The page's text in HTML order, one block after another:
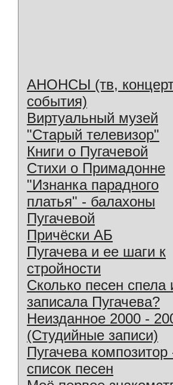
АНОНСЫ (тв,
события)
Виртуальный музей
"Старый телевизор"
Книги о Пугачевой
Стихи о Примадонне
"Изнанка парадного
платья" - балахоны
Пугачевой
Причёски АБ
Пугачева и ее шаги к
стройности
Сколько песен спела
записала Пугачева?
Неизданное 2000 -
(Студийные записи)
Пугачева композитор
список песен